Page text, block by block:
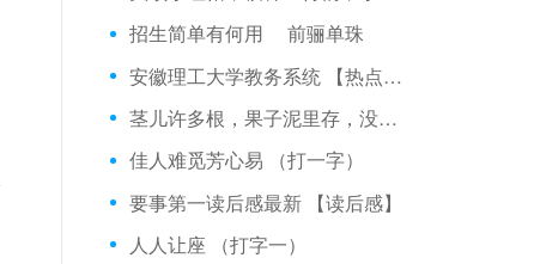
招生简单有何用 前骊单珠
安徽理工大学教务系统 【热点话题】
茎儿许多根，果子泥里存，没花也没叶，没枝也没根
佳人难觅芳心易 （打一字）
要事第一读后感最新 【读后感】
人人让座 （打字一）